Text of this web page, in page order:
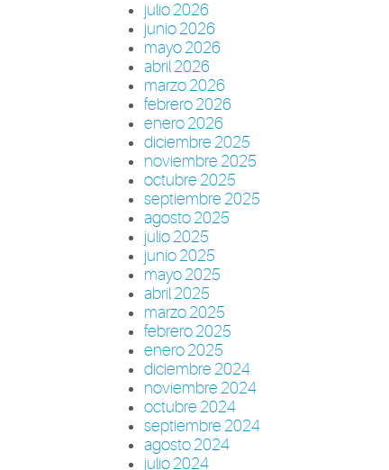
julio 2026
junio 2026
mayo 2026
abril 2026
marzo 2026
febrero 2026
enero 2026
diciembre 2025
noviembre 2025
octubre 2025
septiembre 2025
agosto 2025
julio 2025
junio 2025
mayo 2025
abril 2025
marzo 2025
febrero 2025
enero 2025
diciembre 2024
noviembre 2024
octubre 2024
septiembre 2024
agosto 2024
julio 2024